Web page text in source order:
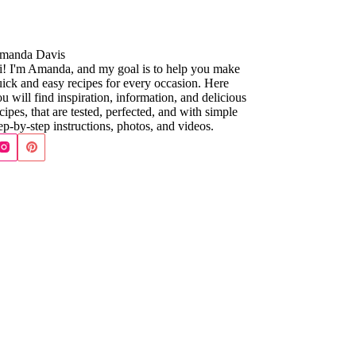
Davis
I'm Amanda, and my goal is to help you make
and easy recipes for every occasion. Here
will find inspiration, information, and delicious
that are tested, perfected, and with simple
by-step instructions, photos, and videos.